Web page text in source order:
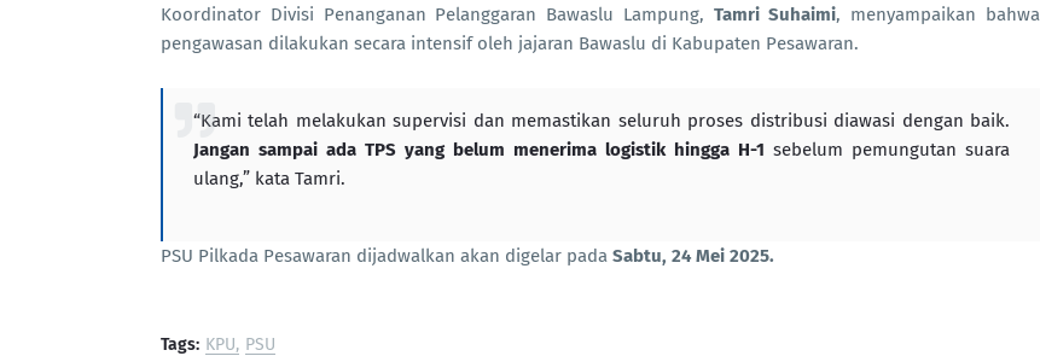
Koordinator Divisi Penanganan Pelanggaran Bawaslu Lampung, Tamri Suhaimi, menyampaikan bahwa
pengawasan dilakukan secara intensif oleh jajaran Bawaslu di Kabupaten Pesawaran.
“Kami telah melakukan supervisi dan memastikan seluruh proses distribusi diawasi dengan baik.
Jangan sampai ada TPS yang belum menerima logistik hingga H-1 sebelum pemungutan suara
ulang,” kata Tamri.
PSU Pilkada Pesawaran dijadwalkan akan digelar pada Sabtu, 24 Mei 2025.
Tags: KPU PSU